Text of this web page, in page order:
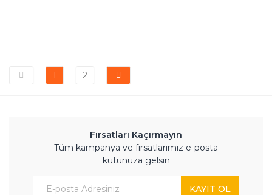
1 2
Fırsatları Kaçırmayın
Tüm kampanya ve fırsatlarımız e-posta
kutunuza gelsin
KAYIT OL